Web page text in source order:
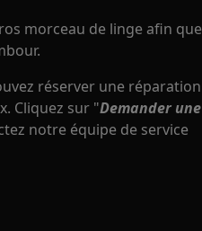
morceau de linge afin que
réserver une réparation
Cliquez sur "Demander une
notre équipe de service